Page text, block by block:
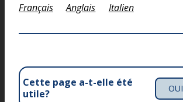
Français Anglais Italien
Cette page a-t-elle été
utile?
OUI